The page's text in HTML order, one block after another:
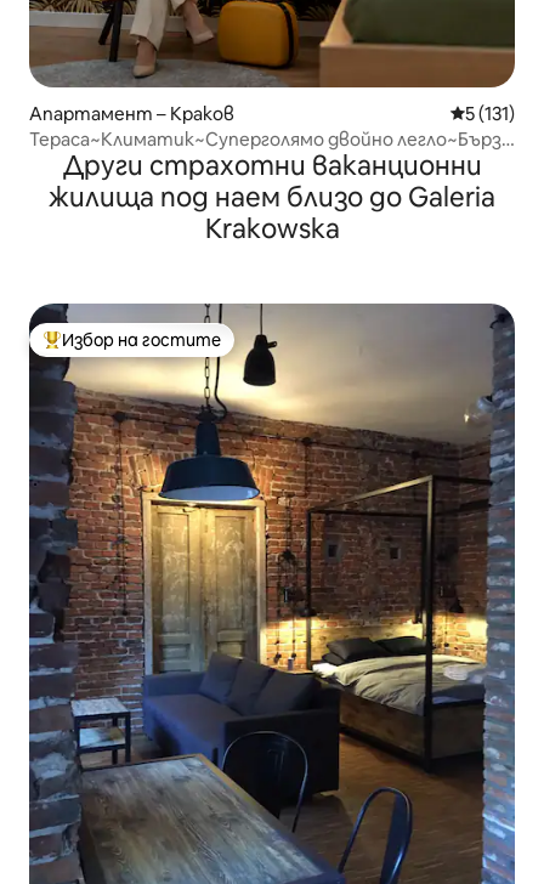
Апартамент – Краков Средна
5 (131)
Тераса~Климатик~Суперголямо двойно легло~Бърз
Wi-Fi~На няколко крачки от главния площад
Други страхотни ваканционни
жилища под наем близо до Galeria
Krakowska
Най-популярен избор на гостите
Избор на гостите